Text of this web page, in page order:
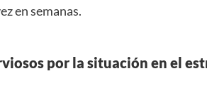
en semanas.
por la situación en el